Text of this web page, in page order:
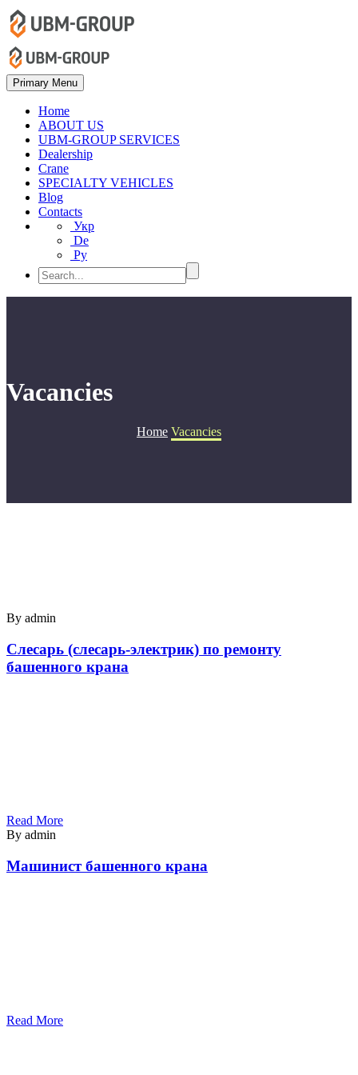
Primary Menu
Home
ABOUT US
UBM-GROUP SERVICES
Dealership
Crane
SPECIALTY VEHICLES
Blog
Contacts
Укр
De
Ру
Vacancies
Home Vacancies
By admin
Слесарь (слесарь-электрик) по ремонту
башенного крана
Read More
By admin
Машинист башенного крана
Read More